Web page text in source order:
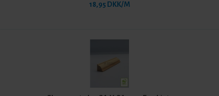
18,95 DKK/M